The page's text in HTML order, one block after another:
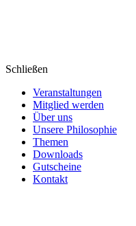
Schließen
Veranstaltungen
Mitglied werden
Über uns
Unsere Philosophie
Themen
Downloads
Gutscheine
Kontakt